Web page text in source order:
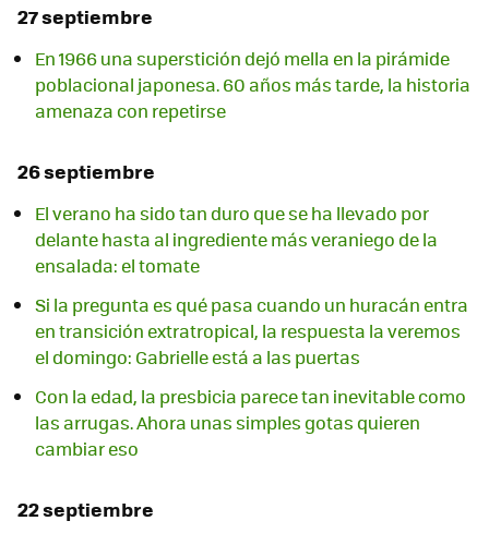
27 septiembre
En 1966 una superstición dejó mella en la pirámide
poblacional japonesa. 60 años más tarde, la historia
amenaza con repetirse
26 septiembre
El verano ha sido tan duro que se ha llevado por
delante hasta al ingrediente más veraniego de la
ensalada: el tomate
Si la pregunta es qué pasa cuando un huracán entra
en transición extratropical, la respuesta la veremos
el domingo: Gabrielle está a las puertas
Con la edad, la presbicia parece tan inevitable como
las arrugas. Ahora unas simples gotas quieren
cambiar eso
22 septiembre